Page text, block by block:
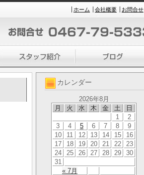
ホーム 会社概要 お問合せ
カレンダー
2026年8月
月
火 水 木 金 土 日
« 7月
1
2
3
4 5 6 7 8
9
10
11 12 13 14 15
16
17
18 19 20 21 22
23
24
25 26 27 28 29
30
31